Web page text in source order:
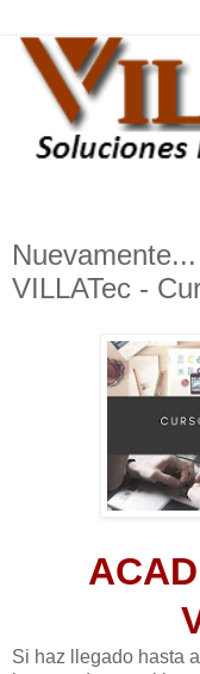
VILLATec -
Si haz llegado hasta